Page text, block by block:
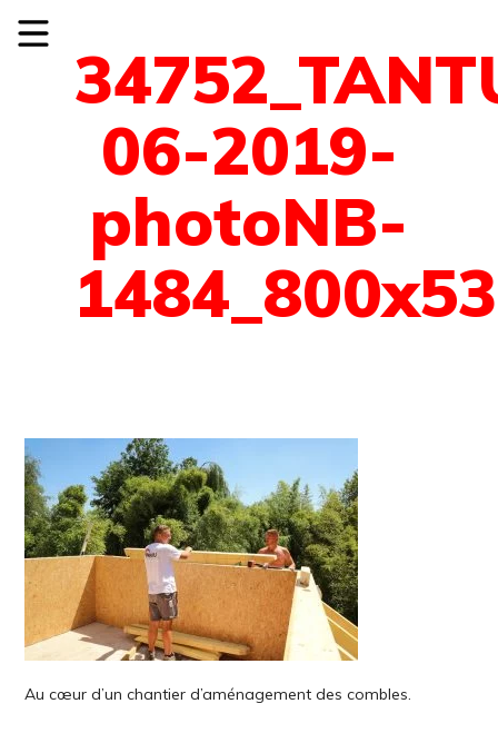
06-2019-
photoNB-
Au cœur d’un chantier d’aménagement des combles.